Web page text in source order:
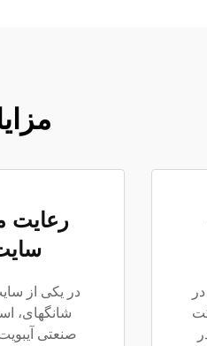
رعایت
در یکی از
شانگهای،
صنعتی